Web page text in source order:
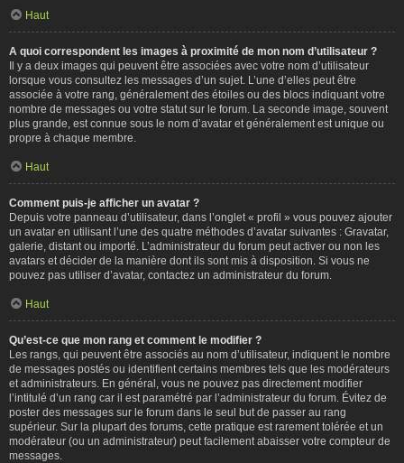
Haut
A quoi correspondent les images à proximité de mon nom d’utilisateur ?
Il y a deux images qui peuvent être associées avec votre nom d’utilisateur
lorsque vous consultez les messages d’un sujet. L’une d’elles peut être
associée à votre rang, généralement des étoiles ou des blocs indiquant votre
nombre de messages ou votre statut sur le forum. La seconde image, souvent
plus grande, est connue sous le nom d’avatar et généralement est unique ou
propre à chaque membre.
Haut
Comment puis-je afficher un avatar ?
Depuis votre panneau d’utilisateur, dans l’onglet « profil » vous pouvez ajouter
un avatar en utilisant l’une des quatre méthodes d’avatar suivantes : Gravatar,
galerie, distant ou importé. L’administrateur du forum peut activer ou non les
avatars et décider de la manière dont ils sont mis à disposition. Si vous ne
pouvez pas utiliser d’avatar, contactez un administrateur du forum.
Haut
Qu’est-ce que mon rang et comment le modifier ?
Les rangs, qui peuvent être associés au nom d’utilisateur, indiquent le nombre
de messages postés ou identifient certains membres tels que les modérateurs
et administrateurs. En général, vous ne pouvez pas directement modifier
l’intitulé d’un rang car il est paramétré par l’administrateur du forum. Évitez de
poster des messages sur le forum dans le seul but de passer au rang
supérieur. Sur la plupart des forums, cette pratique est rarement tolérée et un
modérateur (ou un administrateur) peut facilement abaisser votre compteur de
messages.